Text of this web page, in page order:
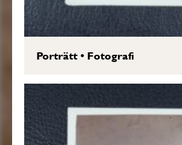
Porträtt• Fotografi